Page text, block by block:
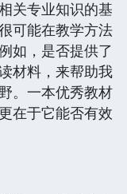
关专业知识的基
可能在教学方法
如，是否提供了
材料，来帮助我
。一本优秀教材
在于它能否有效